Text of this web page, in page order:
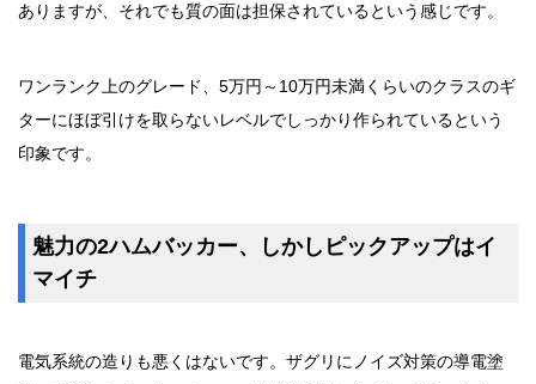
ありますが、それでも質の面は担保されているという感じです。
ワンランク上のグレード、5万円～10万円未満くらいのクラスのギ
ターにほぼ引けを取らないレベルでしっかり作られているという
印象です。
魅力の2ハムバッカー、しかしピックアップはイ
マイチ
電気系統の造りも悪くはないです。ザグリにノイズ対策の導電塗